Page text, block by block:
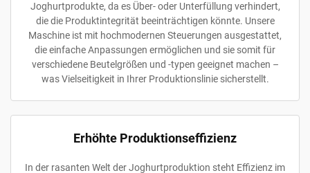
Joghurtprodukte, da es Über- oder Unterfüllung verhindert,
die die Produktintegrität beeinträchtigen könnte. Unsere
Maschine ist mit hochmodernen Steuerungen ausgestattet,
die einfache Anpassungen ermöglichen und sie somit für
verschiedene Beutelgrößen und -typen geeignet machen –
was Vielseitigkeit in Ihrer Produktionslinie sicherstellt.
Erhöhte Produktionseffizienz
In der rasanten Welt der Joghurtproduktion steht Effizienz im